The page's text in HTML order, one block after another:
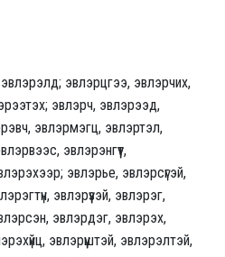
эвлэрэлд; эвлэрцгээ, эвлэрчих,
эвлэрч, эвлэрээд,
эвлэрмэгц, эвлэртэл,
эвлэрэнгүүт,
эвлэрье, эвлэрсүгэй,
эвлэрүүзэй, эвлэрэг,
эвлэрдэг, эвлэрэх,
эвлэрүүштэй, эвлэрэлтэй,